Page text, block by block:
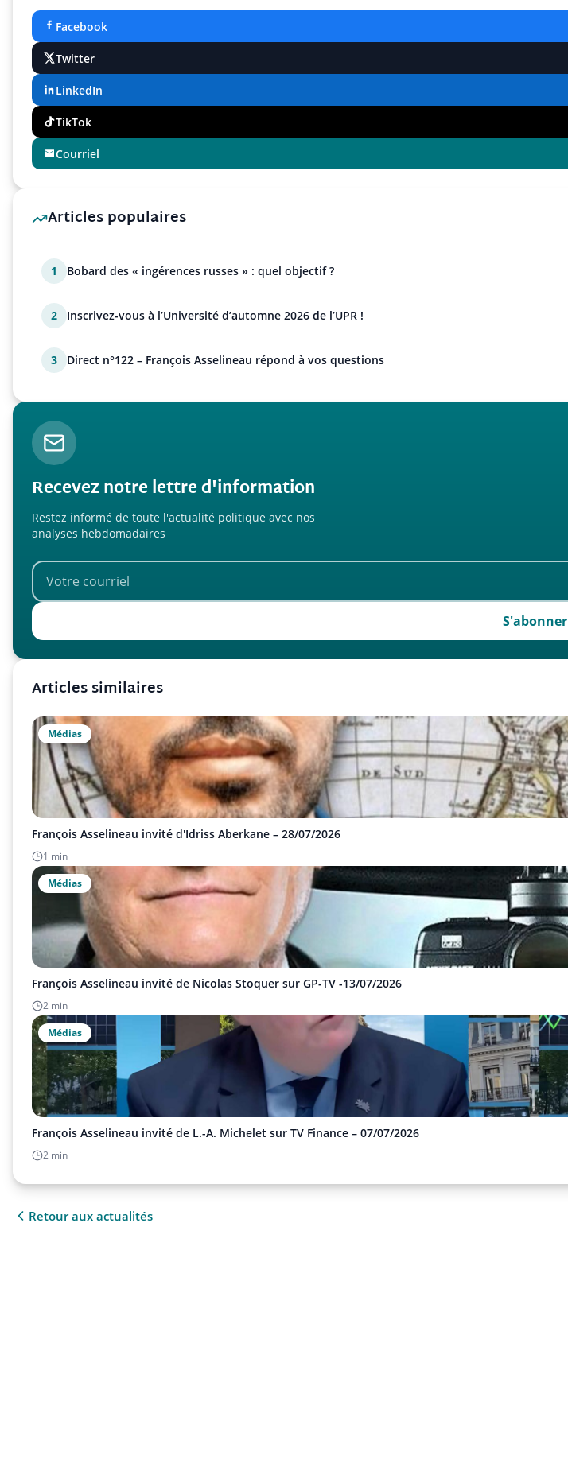
Facebook
Twitter
LinkedIn
TikTok
Courriel
Articles populaires
1 Bobard des « ingérences russes » : quel objectif ?
2 Inscrivez-vous à l’Université d’automne 2026 de l’UPR !
3 Direct n°122 – François Asselineau répond à vos questions
Recevez notre lettre d'information
Restez informé de toute l'actualité politique avec nos
analyses hebdomadaires
S'abonner
Articles similaires
Médias
François Asselineau invité d'Idriss Aberkane – 28/07/2026
1 min
Médias
François Asselineau invité de Nicolas Stoquer sur GP-TV -13/07/2026
2 min
Médias
François Asselineau invité de L.-A. Michelet sur TV Finance – 07/07/2026
2 min
Retour aux actualités